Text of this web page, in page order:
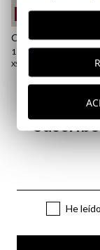
REMATE de REBAJAS
CAMISETA
11,95 € / 19,95 €
XS
He